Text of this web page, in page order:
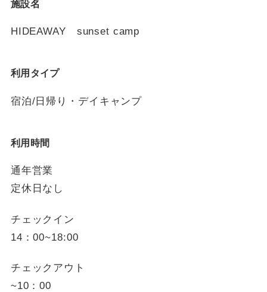
施設名
HIDEAWAY sunset camp
利用タイプ
宿泊/日帰り・デイキャンプ
利用時間
通年営業
定休日なし
チェックイン
14：00~18:00
チェックアウト
~10：00